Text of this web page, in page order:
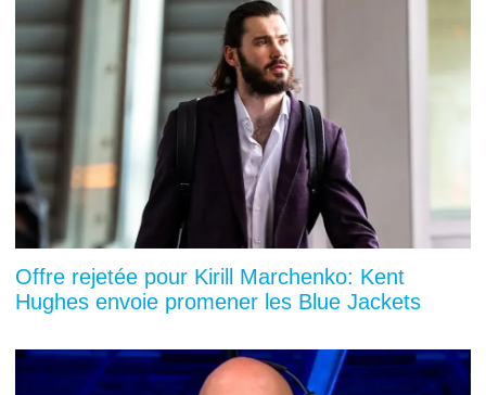
Offre rejetée pour Kirill Marchenko: Kent
Hughes envoie promener les Blue Jackets